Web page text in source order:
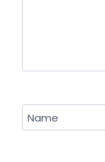
Name